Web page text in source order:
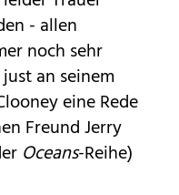
- allen
noch sehr
an seinem
eine Rede
Freund Jerry
Oceans-Reihe)